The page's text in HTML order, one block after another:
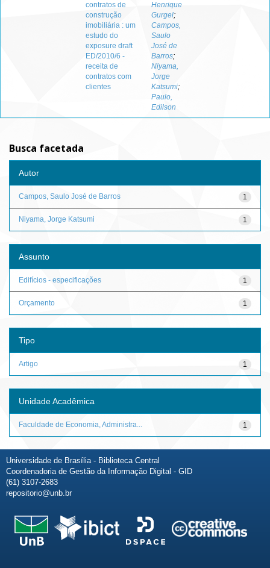
contratos de
construção
imobiliária : um
estudo do
exposure draft
ED/2010/6 -
receita de
contratos com
clientes
Henrique
Gurgel;
Campos,
Saulo
José de
Barros;
Niyama,
Jorge
Katsumi;
Paulo,
Edilson
Busca facetada
Autor
1
Campos, Saulo José de Barros
1
Niyama, Jorge Katsumi
Assunto
1
Edifícios - especificações
1
Orçamento
Tipo
1
Artigo
Unidade Acadêmica
1
Faculdade de Economia, Administra...
Universidade de Brasília - Biblioteca Central
Coordenadoria de Gestão da Informação Digital - GID
(61) 3107-2683
repositorio@unb.br